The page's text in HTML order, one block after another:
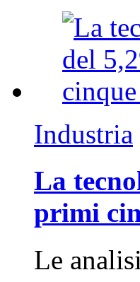
Industria
La
primi
Le